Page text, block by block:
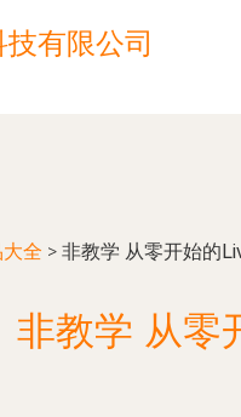
有限公司
全 > 非教学 从零开始的
非教学 从零